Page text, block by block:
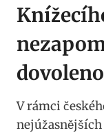
V rámci